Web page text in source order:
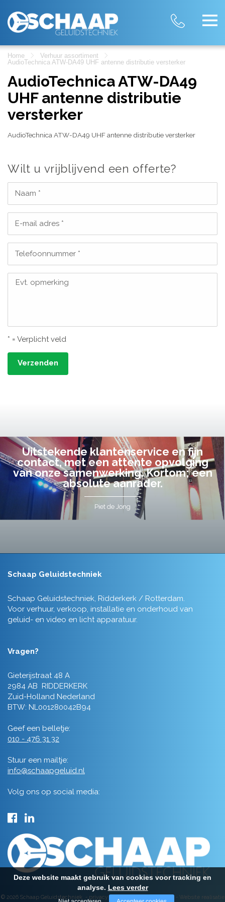
Home
Verhuur assortiment
AudioTechnica ATW-DA49 UHF antenne distributie versterker
AudioTechnica ATW-DA49
UHF antenne distributie
versterker
AudioTechnica ATW-DA49 UHF antenne distributie versterker
Wilt u vrijblijvend een offerte?
Naam *
E-mail adres *
Telefoonnummer *
Evt. opmerking
* = Verplicht veld
Verzenden
Uitstekende klantenservice en fijn
contact, met een attente opvolging
van onze samenwerking. Kortom; een
absolute aanrader.
Piet de Jong
Schaap Geluidstechniek
Schaap Geluidstechniek, Ridderkerk / Rotterdam.
Voor verhuur, verkoop, installatie en onderhoud van
geluid- en video en licht apparatuur.
Vragen?
Gieterijstraat 48 A
2984 AB RIDDERKERK
Zuid-Holland Nederland
BTW: NL001280042B94
Geef een belletje:
010 - 476 31 32
Stuur een mailtje:
info@schaapgeluid.nl
Volg ons op social media:
© 2026 Schaap Geluidstechniek - privacy - algemene voorwaarden- Website realisatie
Deze website maakt gebruik van cookies voor tracking en
analyse. Lees verder